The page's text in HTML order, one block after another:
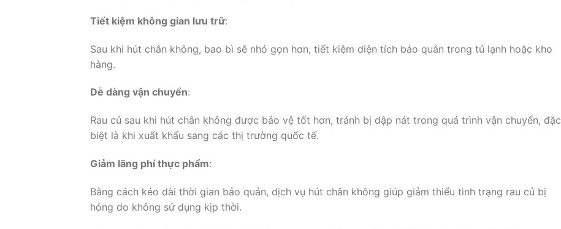
Tiết kiệm không gian lưu trữ:
Sau khi hút chân không, bao bì sẽ nhỏ gọn hơn, tiết kiệm diện tích bảo quản trong tủ lạnh hoặc kho
hàng.
Dễ dàng vận chuyển:
Rau củ sau khi hút chân không được bảo vệ tốt hơn, tránh bị dập nát trong quá trình vận chuyển, đặc
biệt là khi xuất khẩu sang các thị trường quốc tế.
Giảm lãng phí thực phẩm:
Bằng cách kéo dài thời gian bảo quản, dịch vụ hút chân không giúp giảm thiểu tình trạng rau củ bị
hỏng do không sử dụng kịp thời.